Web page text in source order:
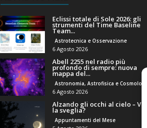
Eclissi totale di Sole 2026: gli
strumenti del Time Baseline
Team...
Astrotecnica e Osservazione
6 Agosto 2026
Abell 2255 nel radio più
profondo di sempre: nuova
mappa del...
Astronomia, Astrofisica e Cosmologia
6 Agosto 2026
Alzando gli occhi al cielo – Vale
la sveglia?
Appuntamenti del Mese